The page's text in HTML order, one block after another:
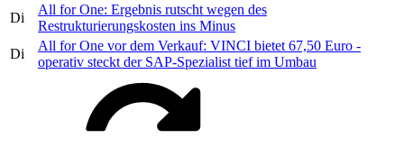
Di
All for One: Ergebnis rutscht wegen des
Restrukturierungskosten ins Minus
Di
All for One vor dem Verkauf: VINCI bietet 67,50 Euro -
operativ steckt der SAP-Spezialist tief im Umbau